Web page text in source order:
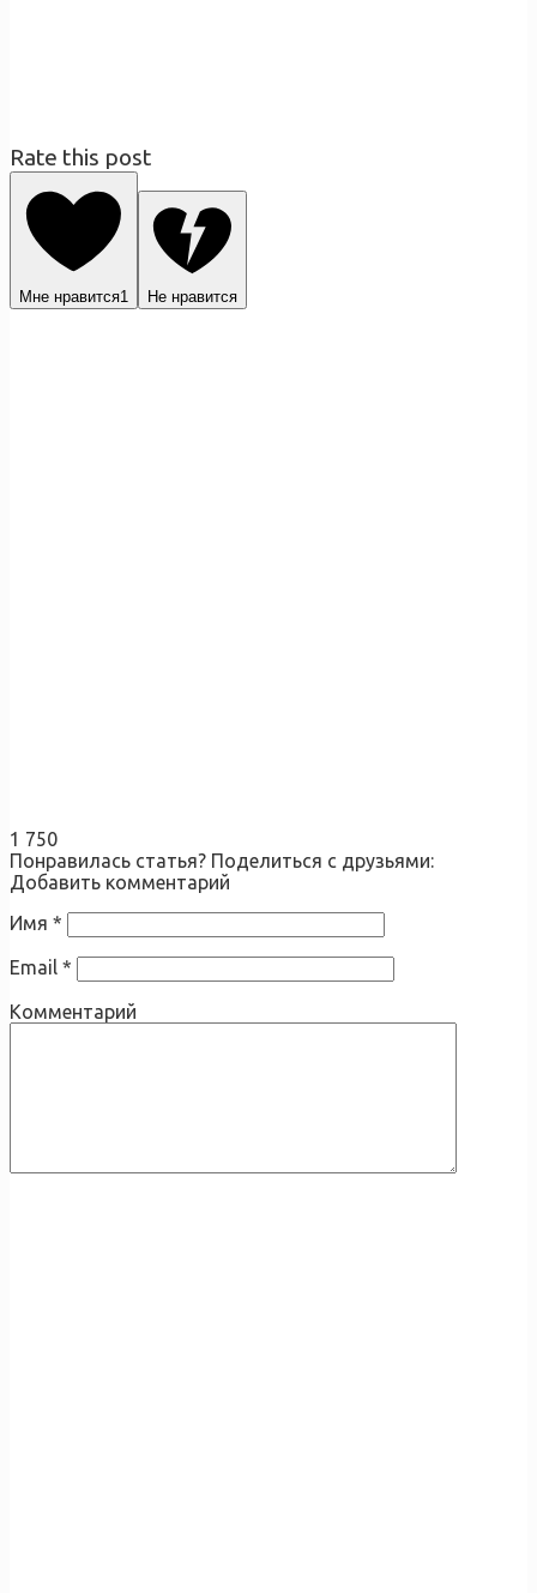
Rate this post
Мне нравится1 Не нравится
1 750
Понравилась статья? Поделиться с друзьями:
Добавить комментарий
Имя *
Email *
Комментарий